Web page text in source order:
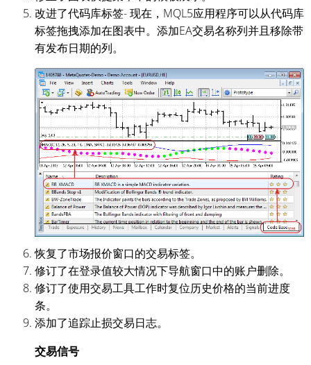
改进了代码库标签- 现在，MQL5应用程序可以从代码库
标签拖拽添加在图表中。添加EA交易名称列并且移除带
有发布日期的列。
恢复了市场报价窗口的交易标签。
修订了在登录值较大情况下导航窗口中的账户删除。
修订了使用交易工具工作时复位历史价格的当前进度
条。
添加了追踪止损交易日志。
交易信号